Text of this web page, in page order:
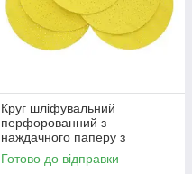
Круг шліфувальний
перфорованний з
наждачного паперу з
липучкою Draumet 225 мм
фракція 240 (E8680)
Готово до відправки